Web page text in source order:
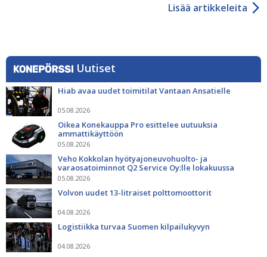
Lisää artikkeleita
Uutiset
Hiab avaa uudet toimitilat Vantaan Ansatielle
05.08.2026
Oikea Konekauppa Pro esittelee uutuuksia
ammattikäyttöön
05.08.2026
Veho Kokkolan hyötyajoneuvohuolto- ja
varaosatoiminnot Q2 Service Oy:lle lokakuussa
05.08.2026
Volvon uudet 13-litraiset polttomoottorit
04.08.2026
Logistiikka turvaa Suomen kilpailukyvyn
04.08.2026